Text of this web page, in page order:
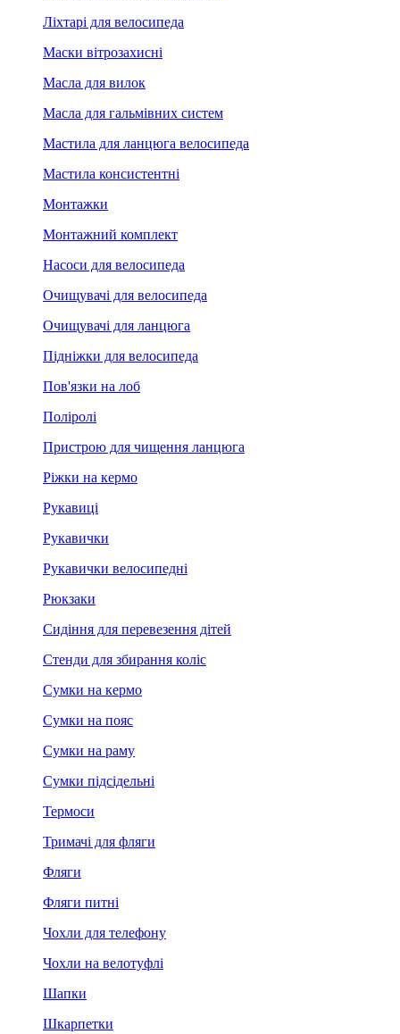
Ліхтарі для велосипеда
Маски вітрозахисні
Масла для вилок
Масла для гальмівних систем
Мастила для ланцюга велосипеда
Мастила консистентні
Монтажки
Монтажний комплект
Насоси для велосипеда
Очищувачі для велосипеда
Очищувачі для ланцюга
Підніжки для велосипеда
Пов'язки на лоб
Поліролі
Пристрою для чищення ланцюга
Ріжки на кермо
Рукавиці
Рукавички
Рукавички велосипедні
Рюкзаки
Сидіння для перевезення дітей
Стенди для збирання коліс
Сумки на кермо
Сумки на пояс
Сумки на раму
Сумки підсідельні
Термоси
Тримачі для фляги
Фляги
Фляги питні
Чохли для телефону
Чохли на велотуфлі
Шапки
Шкарпетки